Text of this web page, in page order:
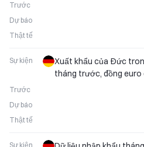
Trước
Dự báo
Thật tế
Sự kiện
Xuất khẩu của Đức
tháng trước, đồng euro
Trước
Dự báo
Thật tế
Sự kiện